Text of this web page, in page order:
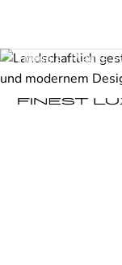
Home Places